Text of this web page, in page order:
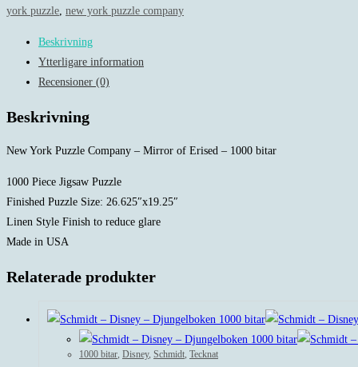
Puzzle
Erised
1000
york puzzle new york puzzle company
Beskrivning
Ytterligare information
Recensioner (0)
Beskrivning
New York Puzzle Company – Mirror of Erised – 1000 bitar
1000 Piece Jigsaw Puzzle
Finished Puzzle Size: 26.625″x19.25″
Linen Style Finish to reduce glare
Made in USA
Relaterade produkter
1000 bitar, Disney, Schmidt, Tecknat